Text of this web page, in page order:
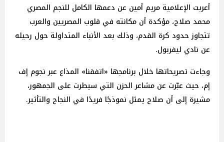
أعربت الإعلامية مريم أمين عن دعمها الكامل للنجم المصري
محمد صلاح، مؤكدة أن مكانته في قلوب المصريين والعرب
تتجاوز حدود كرة القدم، وذلك بعد الأنباء المتداولة حول رحيله
عن نادي ليفربول.
وجاءت تصريحاتها خلال برنامجها «اتفقنا» المذاع عبر نجوم إف
إم، حيث عبّرت عن مشاعر الحزن التي سيطرت على الجمهور،
مشيرة إلى أن صلاح يمثل نموذجًا فريدًا في النجاح والتأثير.